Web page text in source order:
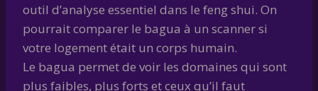
outil d’analyse essentiel dans le feng shui. On
pourrait comparer le bagua à un scanner si
votre logement était un corps humain.
Le bagua permet de voir les domaines qui sont
plus faibles, plus forts et ceux qu’il faut